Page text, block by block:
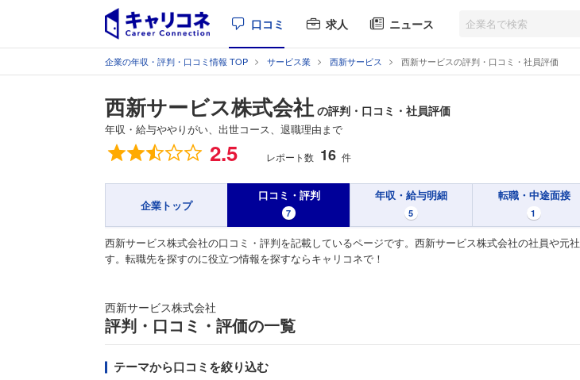
口コミ 求人 ニュース
企業の年収・評判・口コミ情報 TOP サービス業 西新サービス 西新サービスの評判・口コミ・社員評価
西新サービス株式会社 の評判・口コミ・社員評価
年収・給与ややりがい、出世コース、退職理由まで
総合評価 2.5 レポート数 16 件
企業トップ
口コミ・評判
7
年収・給与明細
5
転職・中途面接
1
西新サービス株式会社の口コミ・評判を記載しているページです。西新サービス株式会社の社員や元
す。転職先を探すのに役立つ情報を探すならキャリコネで！
西新サービス株式会社
評判・口コミ・評価の一覧
テーマから口コミを絞り込む